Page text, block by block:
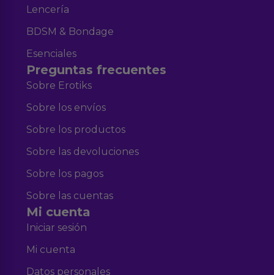
Lencería
BDSM & Bondage
Esenciales
Preguntas frecuentes
Sobre Erotiks
Sobre los envíos
Sobre los productos
Sobre las devoluciones
Sobre los pagos
Sobre las cuentas
Mi cuenta
Iniciar sesión
Mi cuenta
Datos personales